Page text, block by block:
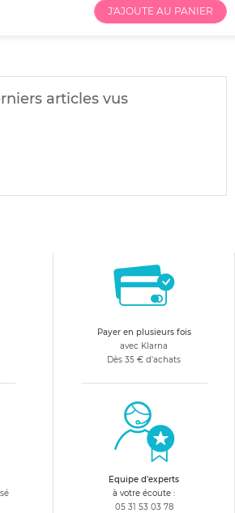
J'AJOUTE AU PANIER
articles vus
Payer en plusieurs fois
avec Klarna
Dès 35 € d'achats
Equipe d'experts
à votre écoute :
05 31 53 03 78